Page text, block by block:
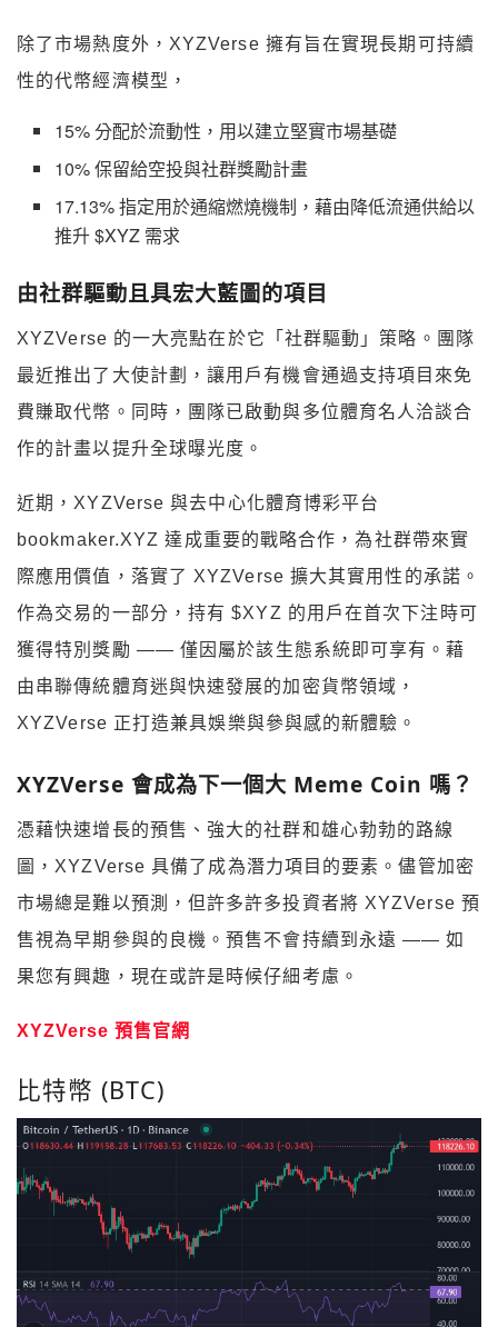
除了市場熱度外，XYZVerse 擁有旨在實現長期可持續
性的代幣經濟模型，
15% 分配於流動性，用以建立堅實市場基礎
10% 保留給空投與社群獎勵計畫
17.13% 指定用於通縮燃燒機制，藉由降低流通供給以
推升 $XYZ 需求
由社群驅動且具宏大藍圖的項目
XYZVerse 的一大亮點在於它「社群驅動」策略。團隊
最近推出了大使計劃，讓用戶有機會通過支持項目來免
費賺取代幣。同時，團隊已啟動與多位體育名人洽談合
作的計畫以提升全球曝光度。
近期，XYZVerse 與去中心化體育博彩平台
bookmaker.XYZ 達成重要的戰略合作，為社群帶來實
際應用價值，落實了 XYZVerse 擴大其實用性的承諾。
作為交易的一部分，持有 $XYZ 的用戶在首次下注時可
獲得特別獎勵 —— 僅因屬於該生態系統即可享有。藉
由串聯傳統體育迷與快速發展的加密貨幣領域，
XYZVerse 正打造兼具娛樂與參與感的新體驗。
XYZVerse 會成為下一個大 Meme Coin 嗎？
憑藉快速增長的預售、強大的社群和雄心勃勃的路線
圖，XYZVerse 具備了成為潛力項目的要素。儘管加密
市場總是難以預測，但許多許多投資者將 XYZVerse 預
售視為早期參與的良機。預售不會持續到永遠 —— 如
果您有興趣，現在或許是時候仔細考慮。
XYZVerse 預售官網
比特幣 (BTC)